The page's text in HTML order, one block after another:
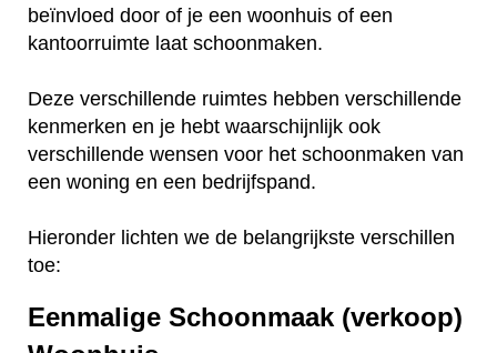
beïnvloed door of je een woonhuis of een
kantoorruimte laat schoonmaken.
Deze verschillende ruimtes hebben verschillende
kenmerken en je hebt waarschijnlijk ook
verschillende wensen voor het schoonmaken van
een woning en een bedrijfspand.
Hieronder lichten we de belangrijkste verschillen
toe:
Eenmalige Schoonmaak (verkoop)